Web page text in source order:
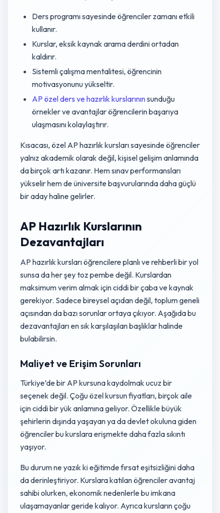
Ders programı sayesinde öğrenciler zamanı etkili
kullanır.
Kurslar, eksik kaynak arama derdini ortadan
kaldırır.
Sistemli çalışma mentalitesi, öğrencinin
motivasyonunu yükseltir.
AP özel ders ve hazırlık kurslarınınsunduğu
örnekler ve avantajlar öğrencilerin başarıya
ulaşmasını kolaylaştırır.
Kısacası, özel AP hazırlık kursları sayesinde öğrenciler
yalnız akademik olarak değil, kişisel gelişim anlamında
da birçok artı kazanır. Hem sınav performansları
yükselir hem de üniversite başvurularında daha güçlü
bir aday haline gelirler.
AP Hazırlık Kurslarının
Dezavantajları
AP hazırlık kursları öğrencilere planlı ve rehberli bir yol
sunsa da her şey toz pembe değil. Kurslardan
maksimum verim almak için ciddi bir çaba ve kaynak
gerekiyor. Sadece bireysel açıdan değil, toplum geneli
açısından da bazı sorunlar ortaya çıkıyor. Aşağıda bu
dezavantajları en sık karşılaşılan başlıklar halinde
bulabilirsin.
Maliyet ve Erişim Sorunları
Türkiye’de bir AP kursuna kaydolmak ucuz bir
seçenek değil. Çoğu özel kursun fiyatları, birçok aile
için ciddi bir yük anlamına geliyor. Özellikle büyük
şehirlerin dışında yaşayan ya da devlet okuluna giden
öğrenciler bu kurslara erişmekte daha fazla sıkıntı
yaşıyor.
Bu durum ne yazık ki eğitimde fırsat eşitsizliğini daha
da derinleştiriyor. Kurslara katılan öğrenciler avantaj
sahibi olurken, ekonomik nedenlerle bu imkana
ulaşamayanlar geride kalıyor. Ayrıca kursların çoğu